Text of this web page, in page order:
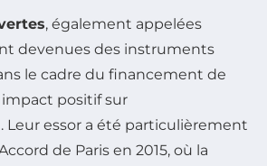
, également appelées
devenues des instruments
le cadre du financement de
positif sur
Leur essor a été particulièrement
de Paris en 2015, où la